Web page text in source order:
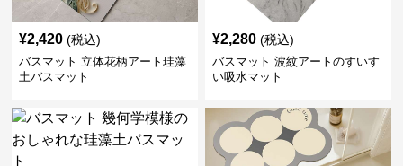
¥2,420 (税込)
バスマット 立体花柄アート珪藻
土バスマット
¥2,280 (税込)
バスマット 波紋アートのすいす
い吸水マット